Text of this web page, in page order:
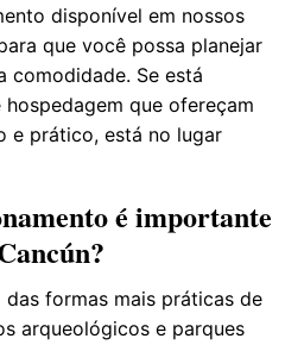
disponível em nossos
que você possa planejar
comodidade. Se está
que ofereçam
e prático, está no lugar
é importante
formas mais práticas de
arqueológicos e parques